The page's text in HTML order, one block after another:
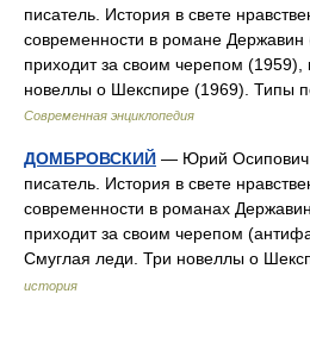
писатель. История в свете
современности в романе Державин
приходит за своим черепом (1959),
новеллы о Шекспире (1969). Типы
Современная энциклопедия
ДОМБРОВСКИЙ — Юрий Осипович
писатель. История в свете
современности в романах
приходит за своим черепом
Смуглая леди. Три новеллы о
история